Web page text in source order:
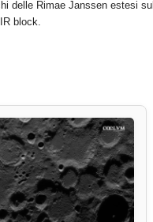
delle Rimae Janssen estesi sul
block.